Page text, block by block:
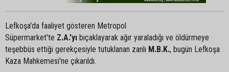
Lefkoşa'da faaliyet gösteren Metropol
Süpermarket'te Z.A.'yı bıçaklayarak ağır yaraladığı ve öldürmeye
teşebbüs ettiği gerekçesiyle tutuklanan zanlı M.B.K., bugün Lefkoşa
Kaza Mahkemesi'ne çıkarıldı.